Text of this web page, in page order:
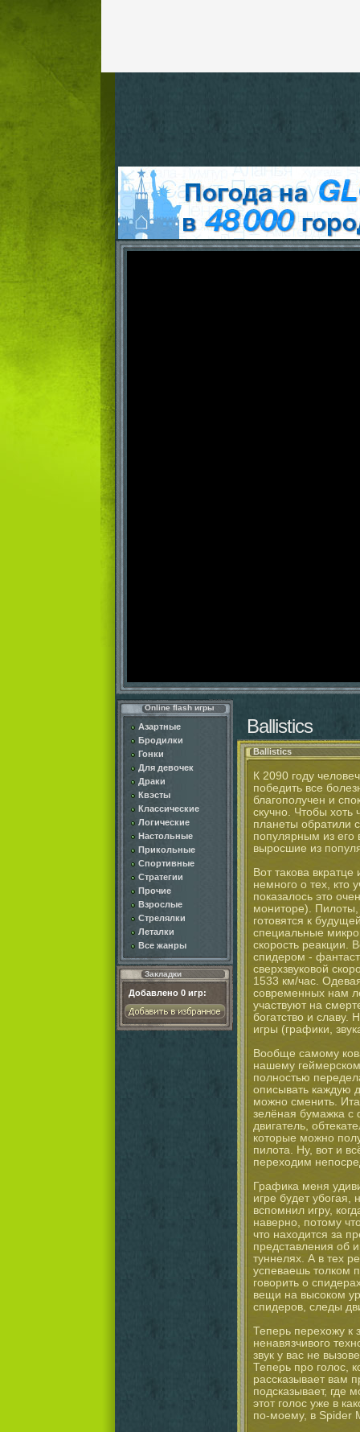
Online flash игры
Азартные
Бродилки
Гонки
Для девочек
Драки
Квэсты
Классические
Логические
Настольные
Прикольные
Спортивные
Стратегии
Прочие
Взрослые
Стрелялки
Леталки
Все жанры
Закладки
Добавлено 0 игр:
Ballistics
Ballistics
К 2090 году
победить все
благополучен и
скучно. Чтобы хоть
планеты обратили
популярным из его
выросшие из
Вот такова
немного о тех, кто
показалось это
мониторе). Пилоты,
готовятся к
специальные
скорость реакции.
спидером -
сверхзвуковой
1533 км/час.
современных нам
участвуют на
богатство и славу.
игры (графики,
Вообще самому
нашему
полностью
описывать каждую
можно сменить.
зелёная бумажка
двигатель,
которые можно
пилота. Ну, вот и
переходим
Графика меня
игре будет убогая,
вспомнил игру,
наверно, потому
что находится за
представления об
туннелях. А в тех
успеваешь толком
говорить о
вещи на высоком
спидеров, следы
Теперь перехожу к
ненавязчивого
звук у вас не
Теперь про голос,
рассказывает вам
подсказывает, где
этот голос уже в
по-моему, в Spider